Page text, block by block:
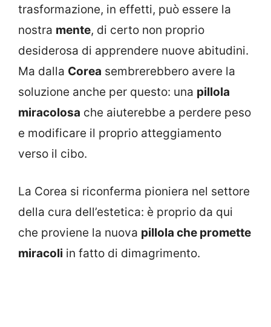
trasformazione, in effetti, può essere la
nostra mente, di certo non proprio
desiderosa di apprendere nuove abitudini.
Ma dalla Corea sembrerebbero avere la
soluzione anche per questo: una pillola
miracolosa che aiuterebbe a perdere peso
e modificare il proprio atteggiamento
verso il cibo.
La Corea si riconferma pioniera nel settore
della cura dell’estetica: è proprio da qui
che proviene la nuova pillola che promette
miracoli in fatto di dimagrimento.